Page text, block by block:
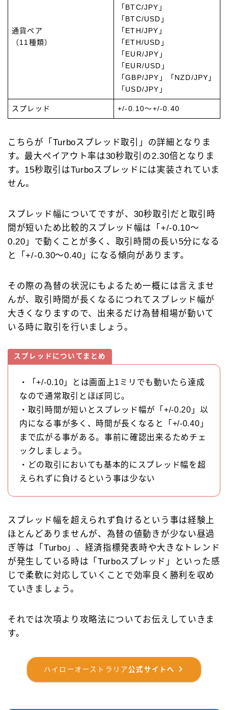
通貨ペア
（11種類）
「BTC/JPY」
「BTC/USD」
「ETH/JPY」
「ETH/USD」
「EUR/JPY」
「EUR/USD」
「GBP/JPY」「NZD/JPY」
「USD/JPY」
スプレッド +/-0.10～+/-0.40
こちらが「Turboスプレッド取引」の詳細となりま
す。最大ペイアウト率は30秒取引の2.30倍となりま
す。15秒取引はTurboスプレッドには実装されていま
せん。
スプレッド幅についてですが、30秒取引だと取引時
間が短いため比較的スプレッド幅は「+/-0.10～
0.20」で動くことが多く、取引時間の長い5分になる
と「+/-0.30～0.40」になる傾向があります。
その際の為替の状況にもよるため一概には言えませ
んが、取引時間が長くなるにつれてスプレッド幅が
大きくなりますので、出来るだけ為替相場が動いて
いる時に取引を行いましょう。
スプレッドについてまとめ
・「+/-0.10」とは画面上1ミリでも動いたら達成
なので通常取引とほぼ同じ。
・取引時間が短いとスプレッド幅が「+/-0.20」以
内になる事が多く、時間が長くなると「+/-0.40」
まで広がる事がある。事前に確認出来るためチェ
ックしましょう。
・どの取引においても基本的にスプレッド幅を超
えられずに負けるという事は少ない
スプレッド幅を超えられず負けるという事は経験上
ほとんどありませんが、為替の値動きが少ない昼過
ぎ等は「Turbo」、経済指標発表時や大きなトレンド
が発生している時は「Turboスプレッド」といった感
じで柔軟に対応していくことで効率良く勝利を収め
ていきましょう。
それでは次項より攻略法についてお伝えしていきま
す。
ハイローオーストラリア公式サイトへ